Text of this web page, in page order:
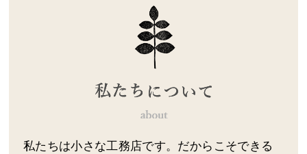
私たちは小さな工務店です。だからこそできる